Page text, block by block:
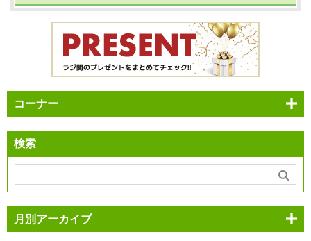
コーナー
検索
月別アーカイブ